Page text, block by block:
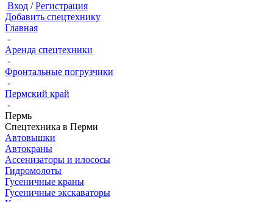
Вход /Регистрация
Добавить спецтехнику
Главная
-
Аренда спецтехники
-
Фронтальные погрузчики
-
Пермский край
-
Пермь
Спецтехника в Перми
Автовышки
Автокраны
Ассенизаторы и илососы
Гидромолоты
Гусеничные краны
Гусеничные экскаваторы